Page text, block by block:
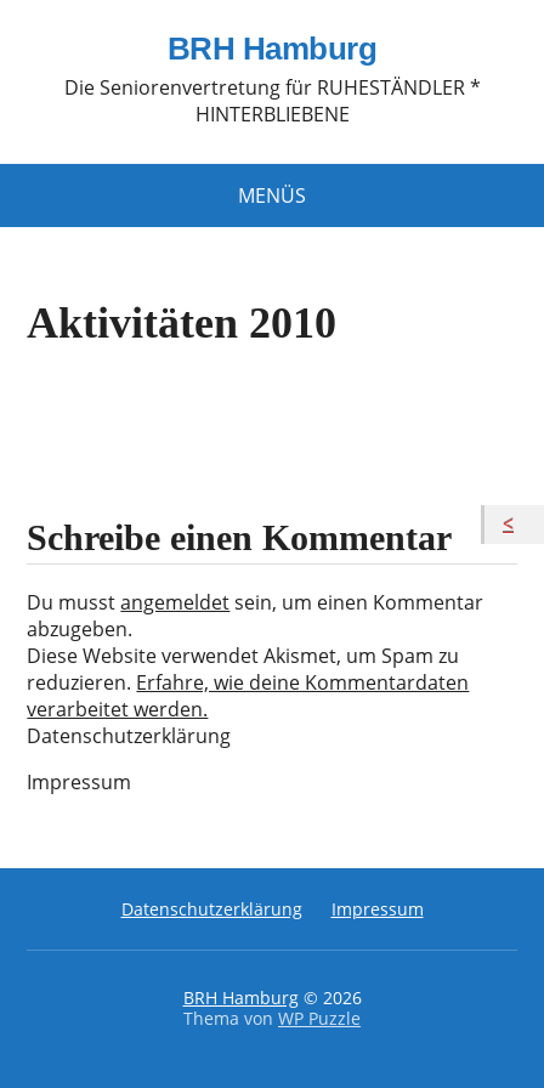
BRH Hamburg
Die Seniorenvertretung für RUHESTÄNDLER *
HINTERBLIEBENE
MENÜS
Aktivitäten 2010
Schreibe einen Kommentar
Du musstangemeldetsein, um einen Kommentar
abzugeben.
Diese Website verwendet Akismet, um Spam zu
reduzieren. Erfahre, wie deine Kommentardaten
verarbeitet werden.
Datenschutzerklärung
Impressum
Datenschutzerklärung Impressum
BRH Hamburg© 2026
Thema von WP Puzzle